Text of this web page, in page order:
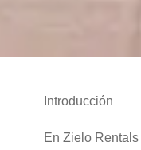
Introducción
En Zielo Rentals